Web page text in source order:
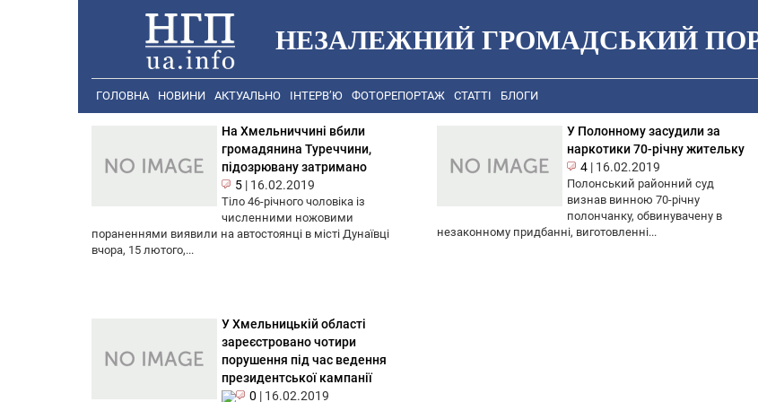
НЕЗАЛЕЖНИЙ ГРОМАДСЬКИЙ
ГОЛОВНА НОВИНИ АКТУАЛЬНО ІНТЕРВ’Ю ФОТОРЕПОРТАЖ СТАТТІ БЛОГИ
На Хмельниччині вбили
громадянина Туреччини,
підозрювану затримано
5 | 16.02.2019
Тіло 46-річного чоловіка із
численними ножовими
пораненнями виявили на автостоянці в місті Дунаївці
вчора, 15 лютого,...
У Полонному засудили за
наркотики 70-річну жительку
4 | 16.02.2019
Полонський районний суд
визнав винною 70-річну
полончанку, обвинувачену в
незаконному придбанні, виготовленні...
У Хмельницькій області
зареєстровано чотири
порушення під час ведення
президентської кампанії
0 | 16.02.2019